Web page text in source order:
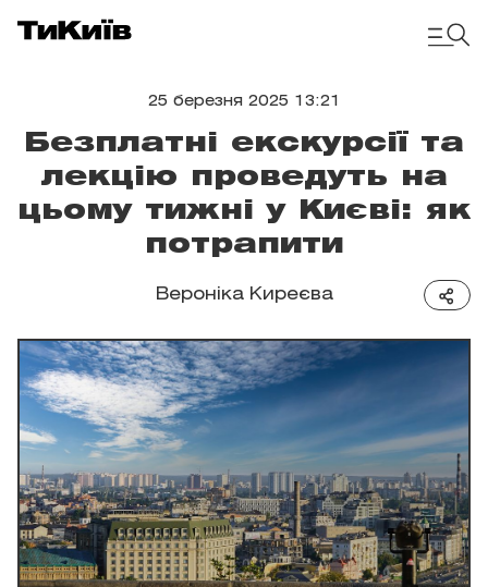
25 березня 2025 13:21
Безплатні екскурсії та
лекцію проведуть на
цьому тижні у Києві: як
потрапити
Вероніка Киреєва